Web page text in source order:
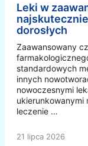
Leki w
dorosłych
Zaawansowany
standardowych
innych
nowoczesnymi
ukierunkowanymi
leczenie …
21 lipca 2026